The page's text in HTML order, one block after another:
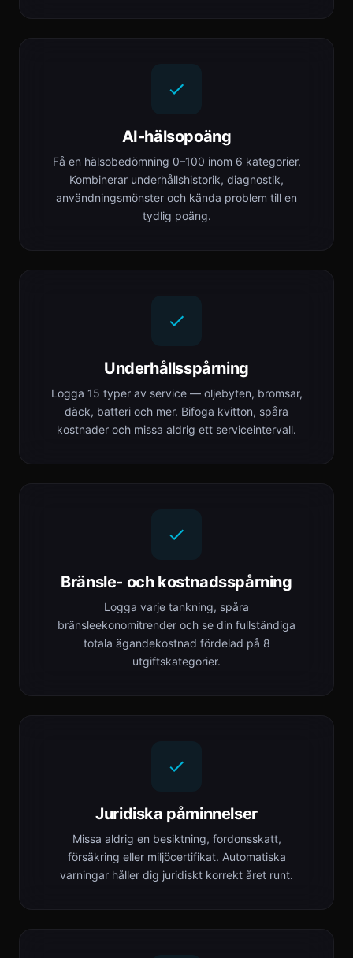
AI-hälsopoäng
Få en hälsobedömning 0–100 inom 6 kategorier.
Kombinerar underhållshistorik, diagnostik,
användningsmönster och kända problem till en
tydlig poäng.
Underhållsspårning
Logga 15 typer av service — oljebyten, bromsar,
däck, batteri och mer. Bifoga kvitton, spåra
kostnader och missa aldrig ett serviceintervall.
Bränsle- och kostnadsspårning
Logga varje tankning, spåra
bränsleekonomitrender och se din fullständiga
totala ägandekostnad fördelad på 8
utgiftskategorier.
Juridiska påminnelser
Missa aldrig en besiktning, fordonsskatt,
försäkring eller miljöcertifikat. Automatiska
varningar håller dig juridiskt korrekt året runt.